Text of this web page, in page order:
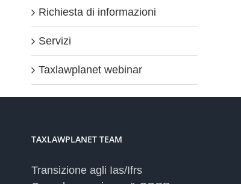
Richiesta di informazioni
Servizi
Taxlawplanet webinar
TAXLAWPLANET TEAM
Transizione agli Ias/Ifrs